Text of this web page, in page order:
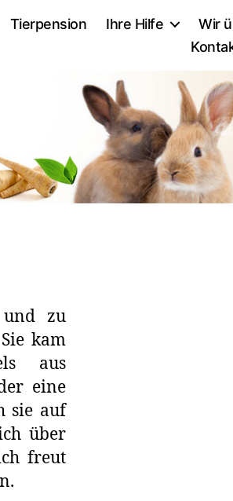
Tierpension Ihre Hilfe Wir
zu
kam
aus
eine
sie auf
über
freut